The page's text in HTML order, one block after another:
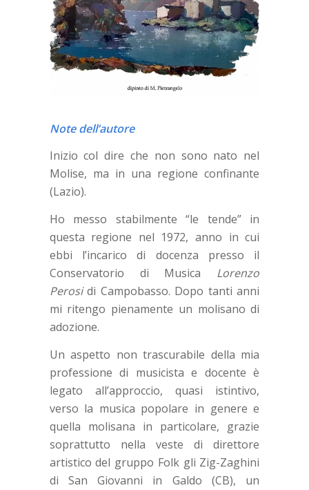
Note dell’autore
Inizio col dire che non sono nato nel
Molise, ma in una regione confinante
(Lazio).
Ho messo stabilmente “le tende” in
questa regione nel 1972, anno in cui
ebbi l’incarico di docenza presso il
Conservatorio di Musica Lorenzo
Perosidi Campobasso. Dopo tanti anni
mi ritengo pienamente un molisano di
adozione.
Un aspetto non trascurabile della mia
professione di musicista e docente è
legato all’approccio, quasi istintivo,
verso la musica popolare in genere e
quella molisana in particolare, grazie
soprattutto nella veste di direttore
artistico del gruppo Folk gli Zig-Zaghini
di San Giovanni in Galdo (CB), un